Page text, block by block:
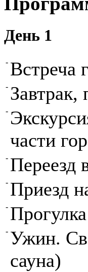
День 1
- Встреча
- Завтрак,
-
части
- Переезд
- Приезд
-
- Ужин.
сауна)